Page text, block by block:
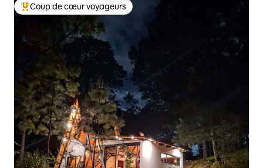
Coup de cœur voyageurs parmi les plus aimés
Coup de cœur voyageurs